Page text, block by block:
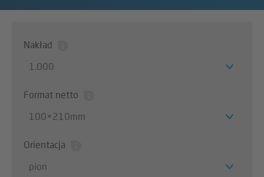
Nakład
1.000
Format netto
100×210mm
Orientacja
pion